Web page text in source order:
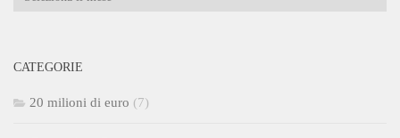
CATEGORIE
20 milioni di euro (7)